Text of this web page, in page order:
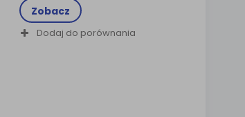
Zobacz
Dodaj do porównania